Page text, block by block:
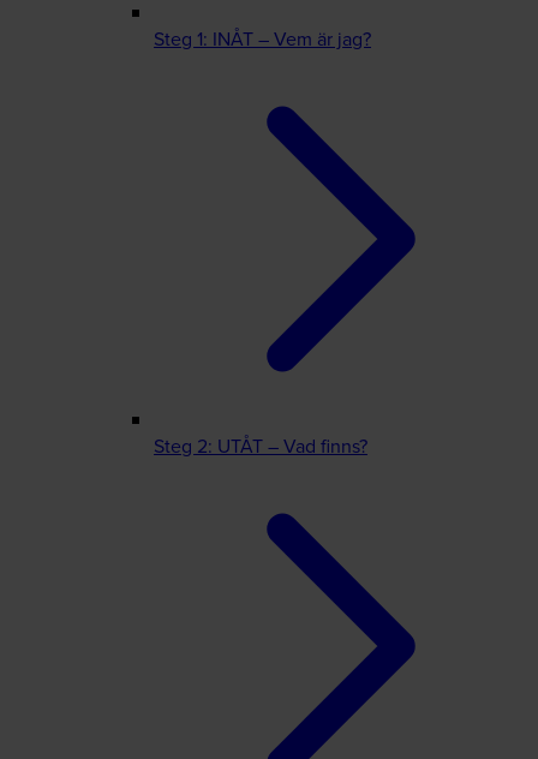
Steg 1: INÅT – Vem är jag?
Steg 2: UTÅT – Vad finns?